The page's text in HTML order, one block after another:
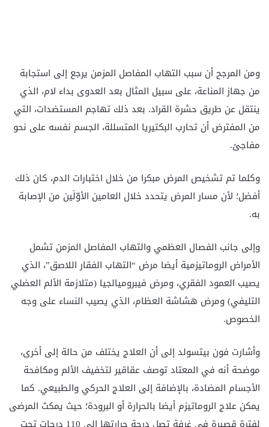
ومن المرجح أن سبب التهاب المفاصل المزمن يرجع إلى استجابة
من جهاز المناعة، على سبيل المثال بعد العدوى بداء لام، الذي
ينتقل عن طريق حشرة القراد. بعد ذلك تهاجم المستضدات، التي
من المفترض أن تحارب البكتيريا المتسللة، الجسم نفسه على نحو
مفاجئ.
وكلما تم تشخيص المرض مبكرا من خلال اختبارات الدم، كان ذلك
أفضل؛ لأن مسار المرض يتحدد خلال العامين الأوّلَين من الإصابة
به.
وإلى جانب الفصال العظمي والتهاب المفاصل المزمن تشمل
الأمراض الروماتيزمية أيضا مرض “التهاب الفقار اللاصق”، الذي
يصيب العمود الفقري، ومرض فيبروميالجيا (متلازمة الألم العضلي
التليفي) ومرض هشاشة العظام، الذي يصيب النساء على وجه
الخصوص.
وأشارت فون بيتسولد إلى أن العلاج يختلف من حالة إلى أخرى،
موضحة أنه في المعتاد توصف عقاقير لتخفيف الألم ومكافحة
الأجسام المضادة، بالإضافة إلى العلاج الحركي والطبيعي. كما
يمكن علاج الروماتيزم أيضا بالحرارة أو البرودة؛ حيث يمكث المرضى